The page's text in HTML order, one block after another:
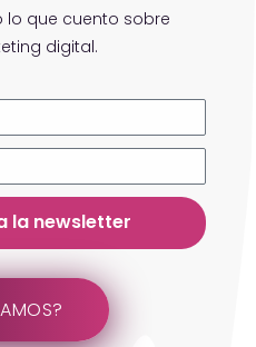
que cuento sobre
digital.
la newsletter